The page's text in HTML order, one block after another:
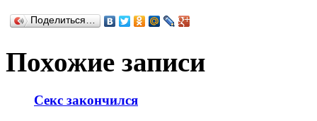
Поделиться…
Похожие записи
Секс закончился